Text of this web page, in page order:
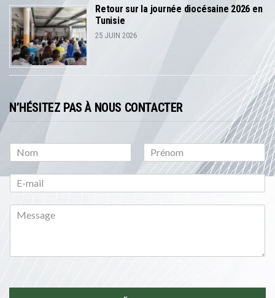
Retour sur la journée diocésaine 2026 en
Tunisie
25 JUIN 2026
N’HÉSITEZ PAS À NOUS CONTACTER
r
n
o
o